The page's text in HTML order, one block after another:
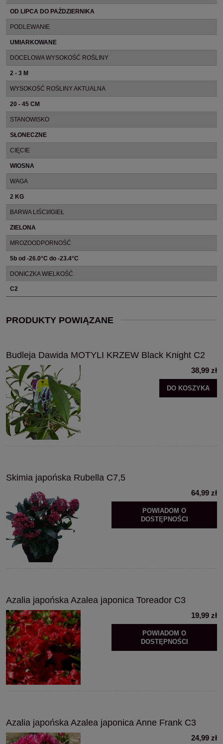
OD LIPCA DO PAŹDZIERNIKA
PODLEWANIE
UMIARKOWANE
DOCELOWA WYSOKOŚĆ ROŚLINY
2 - 3 M
WYSOKOŚĆ ROŚLINY AKTUALNA
20 - 45 CM
STANOWISKO
SŁONECZNE
CIĘCIE
WIOSNA
WAGA
2 KG
BARWA LIŚCI/IGIEŁ
ZIELONA
MROZOODPORNOŚĆ
5b od -26.0°C do -23.4°C
DONICZKA WIELKOŚĆ
C2
PRODUKTY POWIĄZANE
Budleja Dawida MOTYLI KRZEW Black Knight C2
38,99 zł
DO KOSZYKA
Skimia japońska Rubella C7,5
64,99 zł
POWIADOM O
DOSTĘPNOŚCI
Azalia japońska Azalea japonica Toreador C3
19,99 zł
POWIADOM O
DOSTĘPNOŚCI
Azalia japońska Azalea japonica Anne Frank C3
24,99 zł